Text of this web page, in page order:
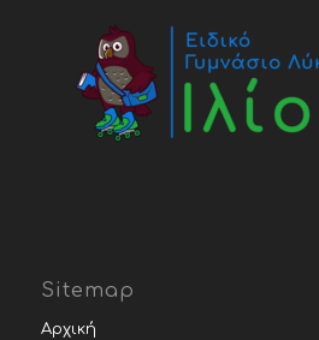
Sitemap
Αρχική